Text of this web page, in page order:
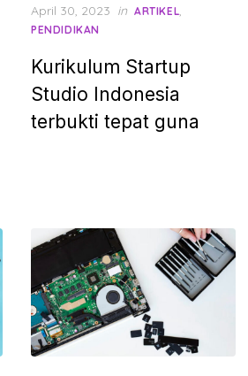
Posted
on
April 30, 2023 in ARTIKEL
PENDIDIKAN
Kurikulum Startup
Studio Indonesia
terbukti tepat guna